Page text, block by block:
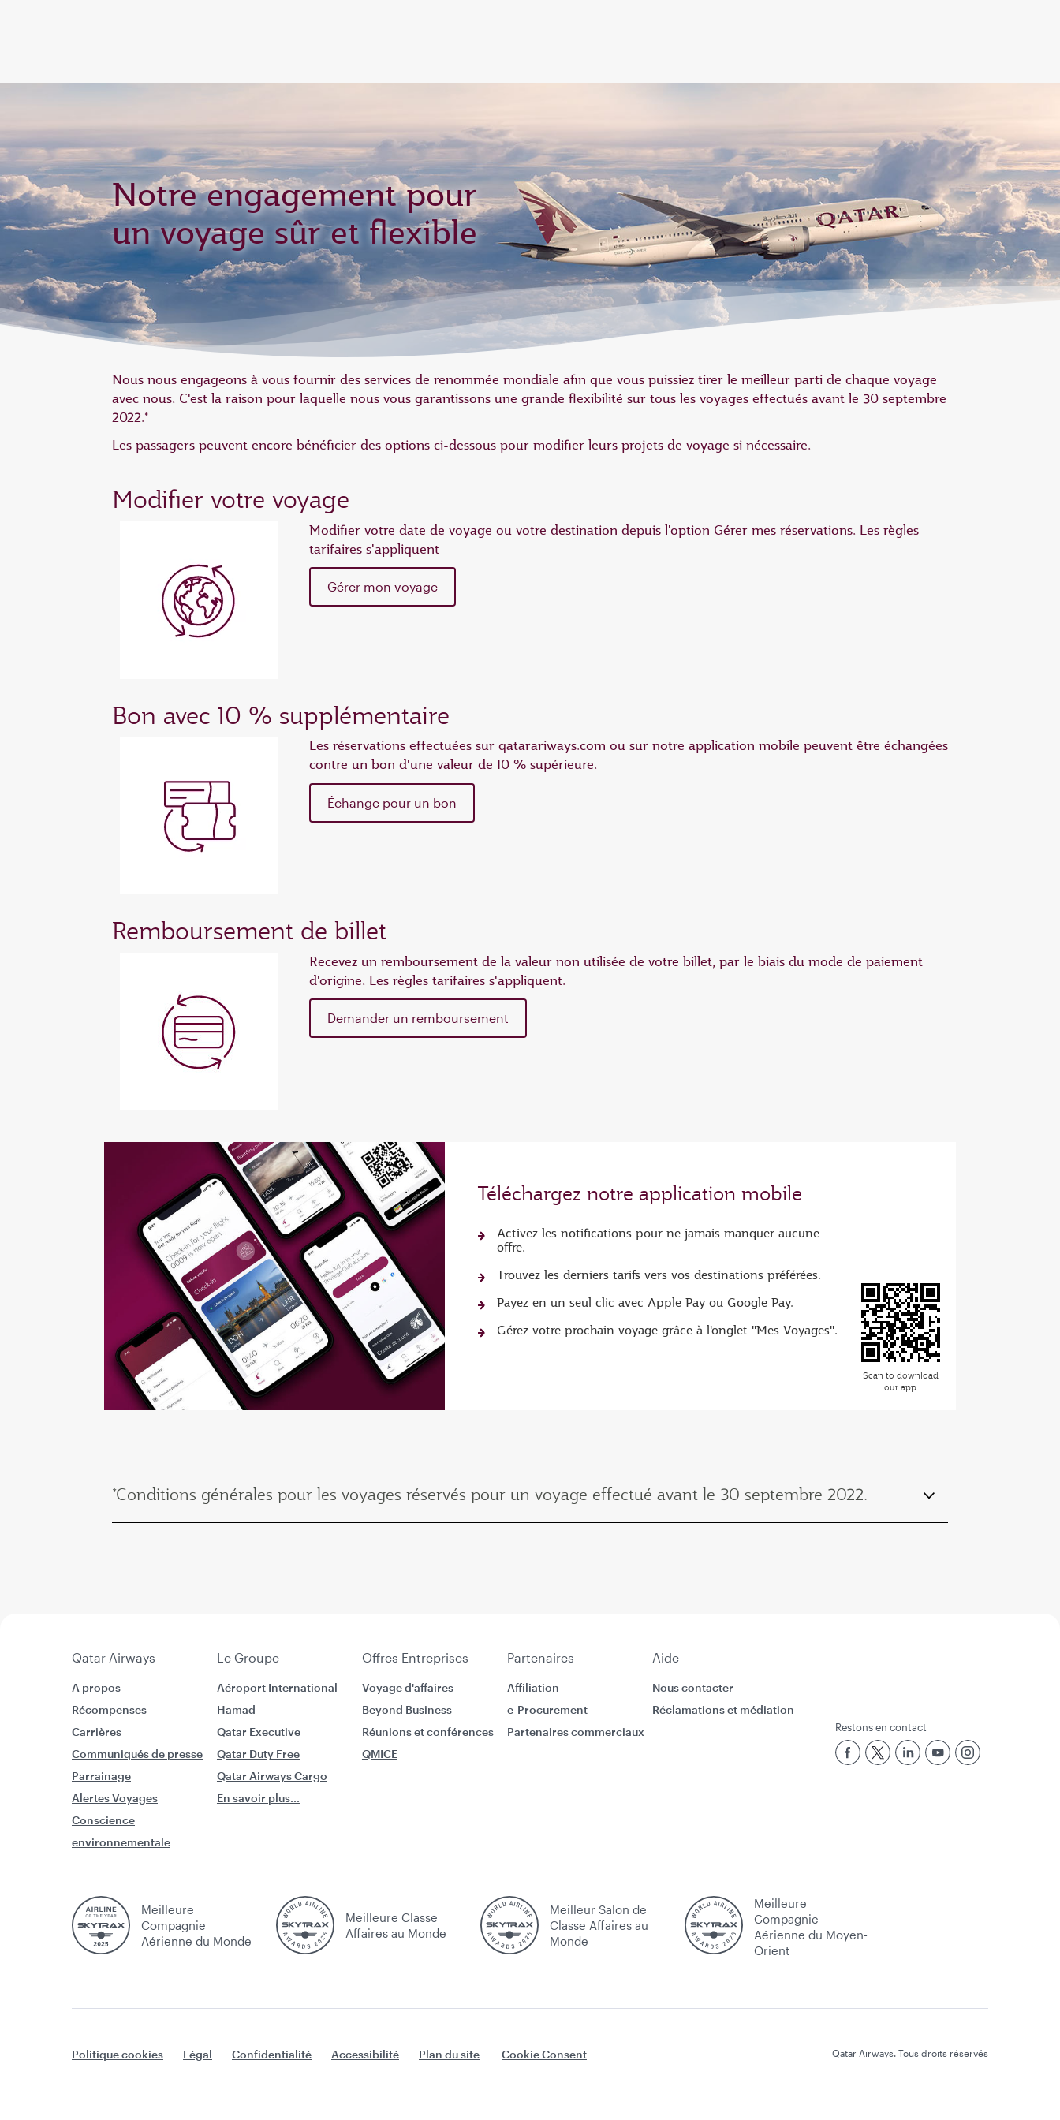
Notre engagement pour
un voyage sûr et flexible
Nous nous engageons à vous fournir des services de renommée mondiale afin que vous puissiez tirer le meilleur parti de chaque voyage
avec nous. C'est la raison pour laquelle nous vous garantissons une grande flexibilité sur tous les voyages effectués avant le 30 septembre
2022.*
Les passagers peuvent encore bénéficier des options ci-dessous pour modifier leurs projets de voyage si nécessaire.
Modifier votre voyage
Modifier votre date de voyage ou votre destination depuis l'option Gérer mes réservations. Les règles
tarifaires s'appliquent
Gérer mon voyage
Bon avec 10 % supplémentaire
Les réservations effectuées sur qatarariways.com ou sur notre application mobile peuvent être échangées
contre un bon d'une valeur de 10 % supérieure.
Échange pour un bon
Remboursement de billet
Recevez un remboursement de la valeur non utilisée de votre billet, par le biais du mode de paiement
d'origine. Les règles tarifaires s'appliquent.
Demander un remboursement
Téléchargez notre application mobile
Activez les notifications pour ne jamais manquer aucune
offre.
Trouvez les derniers tarifs vers vos destinations préférées.
Payez en un seul clic avec Apple Pay ou Google Pay.
Gérez votre prochain voyage grâce à l'onglet "Mes Voyages".
Scan to download
our app
*Conditions générales pour les voyages réservés pour un voyage effectué avant le 30 septembre 2022.
Qatar Airways Le Groupe Offres Entreprises Partenaires Aide
A propos
Récompenses
Carrières
Communiqués de presse
Parrainage
Alertes Voyages
Conscience
environnementale
Aéroport International
Hamad
Qatar Executive
Qatar Duty Free
Qatar Airways Cargo
En savoir plus...
Voyage d'affaires
Beyond Business
Réunions et conférences
QMICE
Affiliation
e-Procurement
Partenaires commerciaux
Nous contacter
Réclamations et médiation
Restons en contact
Meilleure
Compagnie
Aérienne du Monde
Meilleure Classe
Affaires au Monde
Meilleur Salon de
Classe Affaires au
Monde
Meilleure
Compagnie
Aérienne du Moyen-
Orient
Politique cookies Légal Confidentialité Accessibilité Plan du site Cookie Consent Qatar Airways. Tous droits réservés